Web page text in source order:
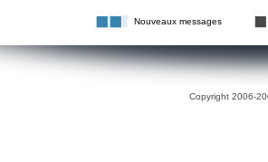
Nouveaux messages
Copyright 2006-